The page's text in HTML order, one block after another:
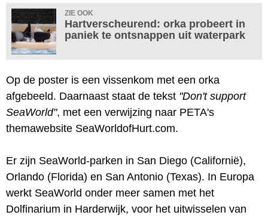
ZIE OOK
Hartverscheurend: orka probeert in
paniek te ontsnappen uit waterpark
Op de poster is een vissenkom met een orka
afgebeeld. Daarnaast staat de tekst "Don't support
SeaWorld", met een verwijzing naar PETA's
themawebsite SeaWorldofHurt.com.
Er zijn SeaWorld-parken in San Diego (Californië),
Orlando (Florida) en San Antonio (Texas). In Europa
werkt SeaWorld onder meer samen met het
Dolfinarium in Harderwijk, voor het uitwisselen van